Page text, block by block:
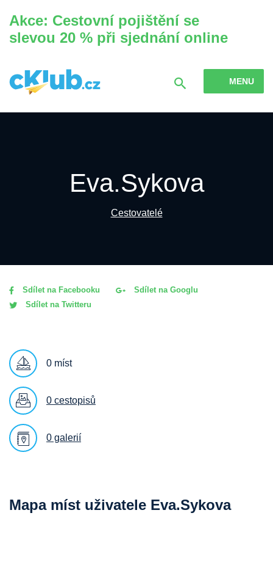
Akce: Cestovní pojištění se
slevou 20 % při sjednání online
MENU
Eva.Sykova
Cestovatelé
Sdílet na Facebooku
Sdílet na Googlu
Sdílet na Twitteru
0 míst
0 cestopisů
0 galerií
Mapa míst uživatele Eva.Sykova